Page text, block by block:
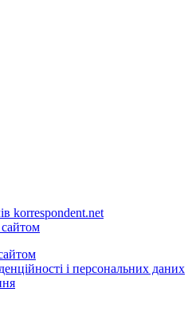
korrespondent.net
і персональних даних